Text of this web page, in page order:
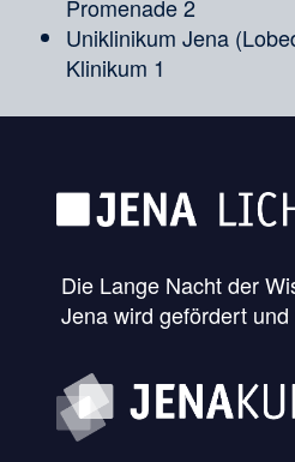
Promenade 2
Uniklinikum Jena
Klinikum 1
Die Lange Nacht der
Jena wird gefördert